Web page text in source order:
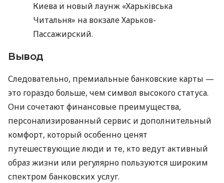
Киева и новый лаунж «Харьківська
Читальня» на вокзале Харьков-
Пассажирский.
Вывод
Следовательно, премиальные банковские карты —
это гораздо больше, чем символ высокого статуса.
Они сочетают финансовые преимущества,
персонализированный сервис и дополнительный
комфорт, который особенно ценят
путешествующие люди и те, кто ведут активный
образ жизни или регулярно пользуются широким
спектром банковских услуг.